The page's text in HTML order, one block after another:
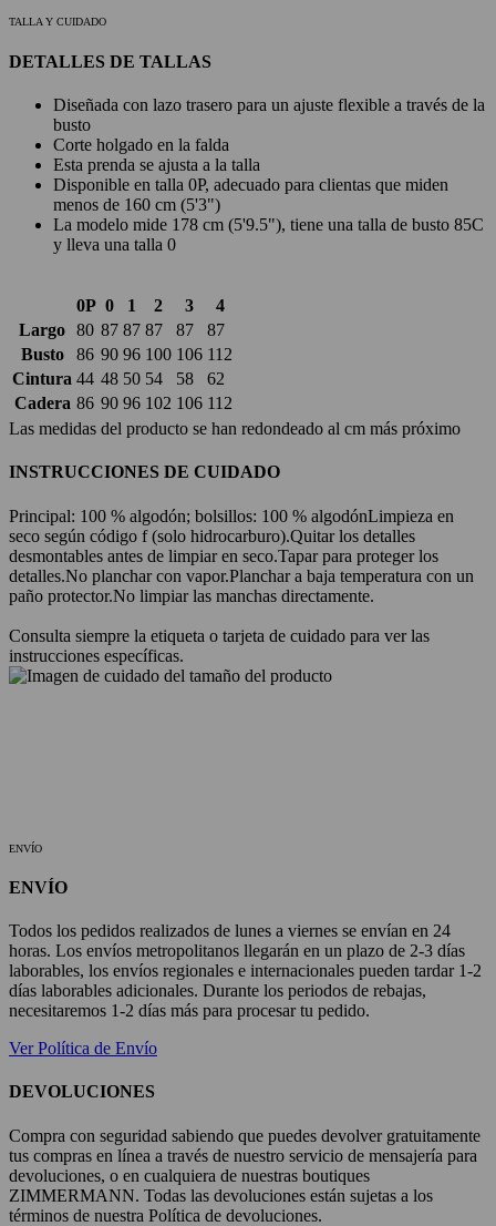
TALLA Y CUIDADO
DETALLES DE TALLAS
Diseñada con lazo trasero para un ajuste flexible a través de la
busto
Corte holgado en la falda
Esta prenda se ajusta a la talla
Disponible en talla 0P, adecuado para clientas que miden
menos de 160 cm (5'3")
La modelo mide 178 cm (5'9.5"), tiene una talla de busto 85C
y lleva una talla 0
0P 0 1 2 3
4
Largo 80 87 87 87 87
87
Busto
86 90 96 100 106 112
Cintura 44 48 50 54 58
62
Cadera 86 90 96 102 106 112
Las medidas del producto se han redondeado al cm más próximo
INSTRUCCIONES DE CUIDADO
Principal: 100 % algodón; bolsillos: 100 % algodónLimpieza en
seco según código f (solo hidrocarburo).Quitar los detalles
desmontables antes de limpiar en seco.Tapar para proteger los
detalles.No planchar con vapor.Planchar a baja temperatura con un
paño protector.No limpiar las manchas directamente.
Consulta siempre la etiqueta o tarjeta de cuidado para ver las
instrucciones específicas.
ENVÍO
ENVÍO
Todos los pedidos realizados de lunes a viernes se envían en 24
horas. Los envíos metropolitanos llegarán en un plazo de 2-3 días
laborables, los envíos regionales e internacionales pueden tardar 1-2
días laborables adicionales. Durante los periodos de rebajas,
necesitaremos 1-2 días más para procesar tu pedido.
Ver Política de Envío
DEVOLUCIONES
Compra con seguridad sabiendo que puedes devolver gratuitamente
tus compras en línea a través de nuestro servicio de mensajería para
devoluciones, o en cualquiera de nuestras boutiques
ZIMMERMANN. Todas las devoluciones están sujetas a los
términos de nuestra Política de devoluciones.